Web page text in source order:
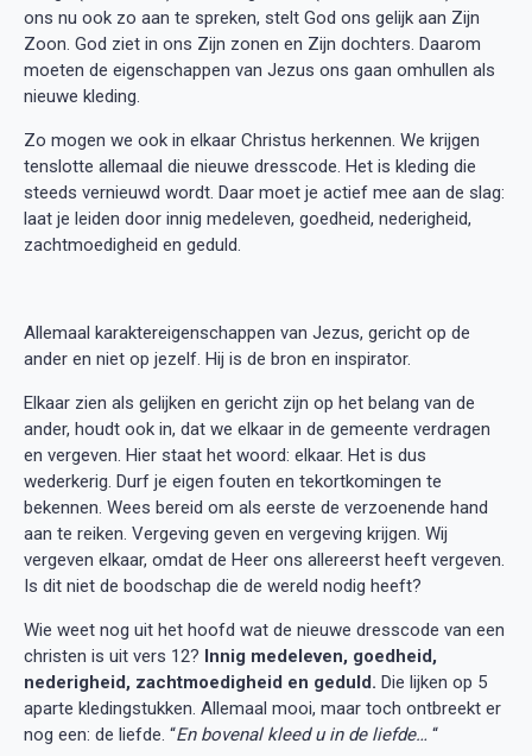
ons nu ook zo aan te spreken, stelt God ons gelijk aan Zijn
Zoon. God ziet in ons Zijn zonen en Zijn dochters. Daarom
moeten de eigenschappen van Jezus ons gaan omhullen als
nieuwe kleding.
Zo mogen we ook in elkaar Christus herkennen. We krijgen
tenslotte allemaal die nieuwe dresscode. Het is kleding die
steeds vernieuwd wordt. Daar moet je actief mee aan de slag:
laat je leiden door innig medeleven, goedheid, nederigheid,
zachtmoedigheid en geduld.
Allemaal karaktereigenschappen van Jezus, gericht op de
ander en niet op jezelf. Hij is de bron en inspirator.
Elkaar zien als gelijken en gericht zijn op het belang van de
ander, houdt ook in, dat we elkaar in de gemeente verdragen
en vergeven. Hier staat het woord: elkaar. Het is dus
wederkerig. Durf je eigen fouten en tekortkomingen te
bekennen. Wees bereid om als eerste de verzoenende hand
aan te reiken. Vergeving geven en vergeving krijgen. Wij
vergeven elkaar, omdat de Heer ons allereerst heeft vergeven.
Is dit niet de boodschap die de wereld nodig heeft?
Wie weet nog uit het hoofd wat de nieuwe dresscode van een
christen is uit vers 12? Innig medeleven, goedheid,
nederigheid, zachtmoedigheid en geduld. Die lijken op 5
aparte kledingstukken. Allemaal mooi, maar toch ontbreekt er
nog een: de liefde. “En bovenal kleed u in de liefde… “